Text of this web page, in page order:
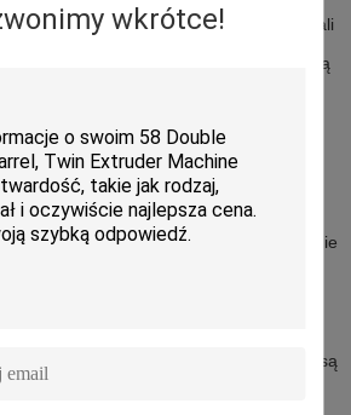
wkrótce!
przetwarzania proszków ze stali
zgodnie ze ścisłą obróbką cieplną
zużycie i odporność na korozję taką samą
może nie tylko zapewnić
projektu próbki, ale także
technicznych.
informacje techniczne i wyposażenie
aby zapewnić terminowy czas
mają dużo zapasów, nawet nowe,
ciągu 45 dni.
może zapewnić, że produkty są